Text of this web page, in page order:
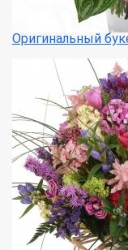
Оригинальный